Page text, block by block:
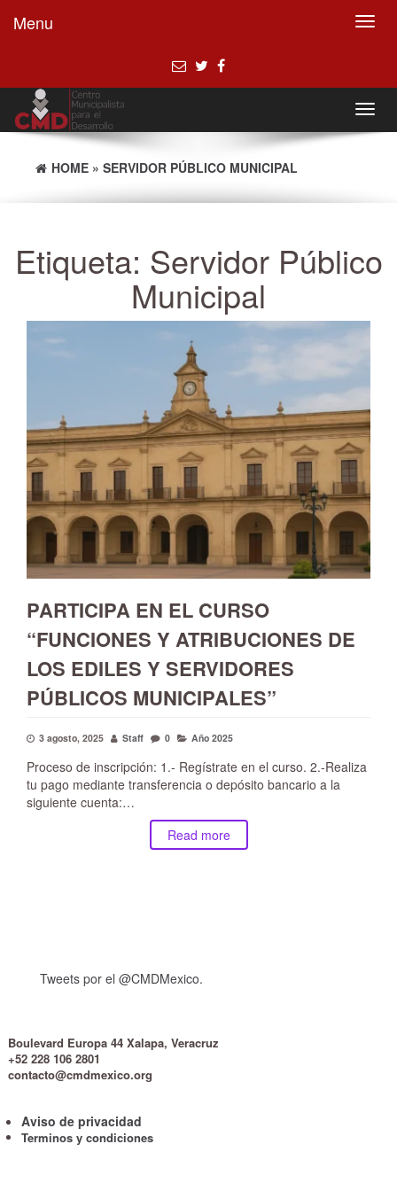
Menu
HOME » SERVIDOR PÚBLICO MUNICIPAL
Etiqueta: Servidor Público
Municipal
PARTICIPA EN EL CURSO
“FUNCIONES Y ATRIBUCIONES DE
LOS EDILES Y SERVIDORES
PÚBLICOS MUNICIPALES”
3 agosto, 2025 Staff 0 Año 2025
Proceso de inscripción: 1.- Regístrate en el curso. 2.-Realiza
tu pago mediante transferencia o depósito bancario a la
siguiente cuenta:…
Read more
Tweets por el @CMDMexico.
Boulevard Europa 44 Xalapa, Veracruz
+52 228 106 2801
contacto@cmdmexico.org
Aviso de privacidad
Terminos y condiciones